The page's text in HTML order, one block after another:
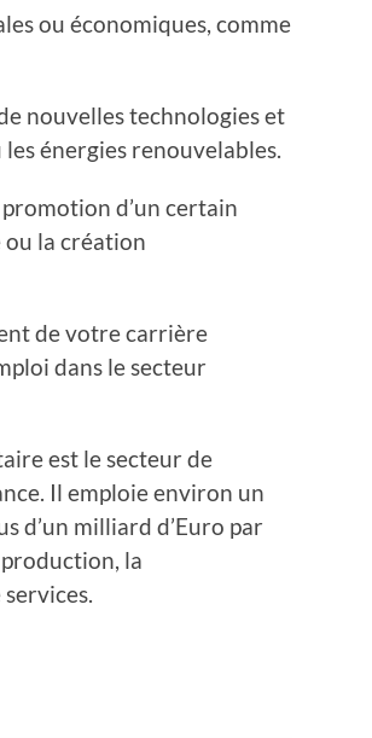
ou économiques, comme
nouvelles technologies et
énergies renouvelables.
d’un certain
ou la création
de votre carrière
dans le secteur
est le secteur de
Il emploie environ un
d’un milliard d’Euro par
la